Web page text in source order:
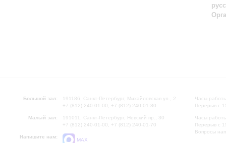
Большой зал:
191186, Санкт-Петербург, Михайловская ул., 2
+7 (812) 240-01-00, +7 (812) 240-01-80
Малый зал:
191011, Санкт-Петербург, Невский пр., 30
+7 (812) 240-01-00, +7 (812) 240-01-70
Напишите нам:
MAX
Часы
Перерыв с
Часы
Перерыв с
Вопросы